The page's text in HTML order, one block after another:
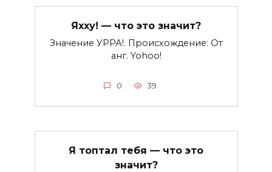
Яхху! — что это значит?
Значение УРРА!. Происхождение: От
анг. Yohoo!
0 39
Я топтал тебя — что это
значит?